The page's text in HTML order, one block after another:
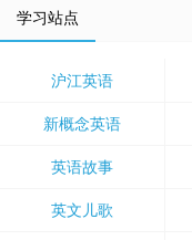
学习站点
沪江英语
新概念英语
英语故事
英文儿歌